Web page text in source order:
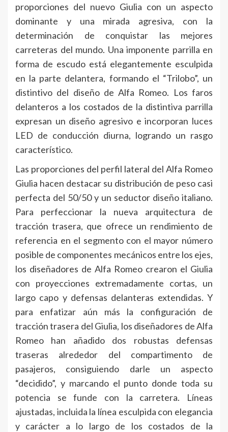
proporciones del nuevo Giulia con un aspecto
dominante y una mirada agresiva, con la
determinación de conquistar las mejores
carreteras del mundo. Una imponente parrilla en
forma de escudo está elegantemente esculpida
en la parte delantera, formando el “Trilobo”, un
distintivo del diseño de Alfa Romeo. Los faros
delanteros a los costados de la distintiva parrilla
expresan un diseño agresivo e incorporan luces
LED de conducción diurna, logrando un rasgo
característico.
Las proporciones del perfil lateral del Alfa Romeo
Giulia hacen destacar su distribución de peso casi
perfecta del 50/50 y un seductor diseño italiano.
Para perfeccionar la nueva arquitectura de
tracción trasera, que ofrece un rendimiento de
referencia en el segmento con el mayor número
posible de componentes mecánicos entre los ejes,
los diseñadores de Alfa Romeo crearon el Giulia
con proyecciones extremadamente cortas, un
largo capo y defensas delanteras extendidas. Y
para enfatizar aún más la configuración de
tracción trasera del Giulia, los diseñadores de Alfa
Romeo han añadido dos robustas defensas
traseras alrededor del compartimento de
pasajeros, consiguiendo darle un aspecto
“decidido”, y marcando el punto donde toda su
potencia se funde con la carretera. Líneas
ajustadas, incluida la línea esculpida con elegancia
y carácter a lo largo de los costados de la